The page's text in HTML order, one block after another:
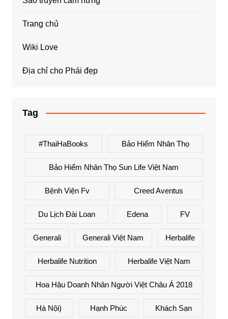
Trang chủ
Wiki Love
Địa chỉ cho Phái đẹp
Tag
#ThaiHaBooks Bảo Hiểm Nhân Thọ
Bảo Hiểm Nhân Thọ Sun Life Việt Nam
Bệnh Viện Fv Creed Aventus
Du Lịch Đài Loan Edena FV
Generali Generali Việt Nam Herbalife
Herbalife Nutrition Herbalife Việt Nam
Hoa Hậu Doanh Nhân Người Việt Châu Á 2018
Hà Nội) Hạnh Phúc Khách Sạn